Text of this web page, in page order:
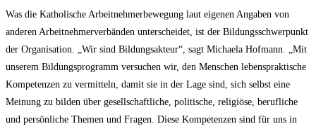
Was die Katho­li­sche Arbeit­neh­mer­be­we­gung laut eige­nen Anga­ben von
ande­ren Arbeit­neh­mer­ver­bän­den unter­schei­det, ist der Bil­dungs­schwer­punkt
der Orga­ni­sa­ti­on. „Wir sind Bil­dungs­ak­teur“, sagt Michae­la Hof­mann. „Mit
unse­rem Bil­dungs­pro­gramm ver­su­chen wir, den Men­schen lebens­prak­ti­sche
Kom­pe­ten­zen zu ver­mit­teln, damit sie in der Lage sind, sich selbst eine
Mei­nung zu bil­den über gesell­schaft­li­che, poli­ti­sche, reli­giö­se, beruf­li­che
und per­sön­li­che The­men und Fra­gen. Die­se Kom­pe­ten­zen sind für uns in